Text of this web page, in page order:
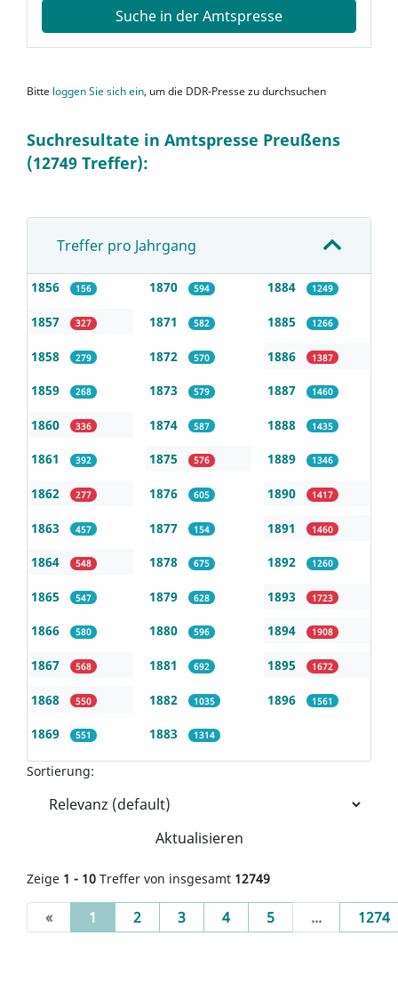
Suche in der Amtspresse
Bitte loggen Sie sich ein, um die DDR-Presse zu durchsuchen
Suchresultate in Amtspresse Preußens
(12749 Treffer):
Treffer pro Jahrgang
1856 156
1857 327
1858 279
1859 268
1860 336
1861 392
1862 277
1863 457
1864 548
1865 547
1866 580
1867 568
1868 550
1869 551
1870 594
1871 582
1872 570
1873 579
1874 587
1875 576
1876 605
1877 154
1878 675
1879 628
1880 596
1881 692
1882 1035
1883 1314
1884 1249
1885 1266
1886 1387
1887 1460
1888 1435
1889 1346
1890 1417
1891 1460
1892 1260
1893 1723
1894 1908
1895 1672
1896 1561
Sortierung:
Aktualisieren
Zeige 1 - 10 Treffer von insgesamt 12749
« 1 (current)
2 3 4 5 ... 1274